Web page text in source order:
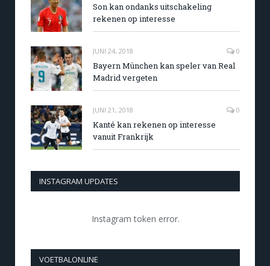
Son kan ondanks uitschakeling
rekenen op interesse
JUNI 24, 2018 0
Bayern München kan speler van Real
Madrid vergeten
JUNI 21, 2018 0
Kanté kan rekenen op interesse
vanuit Frankrijk
INSTAGRAM UPDATES
Instagram token error.
VOETBALONLINE